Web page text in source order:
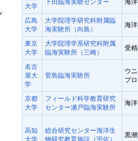
大学
下田臨海実験センター 海
広島
大学
大学院理学研究科附属臨
海実験所（向島）
海
東京
大学
大学院理学系研究科附属
臨海実験所（三崎）
受
名古
屋大
学
菅島臨海実験所
ウ
プ
京都
大学
フィールド科学教育研究
センター瀬戸臨海実験所
海
高知
大学
総合研究センター海洋生
物研究教育施設（宇佐）
黒